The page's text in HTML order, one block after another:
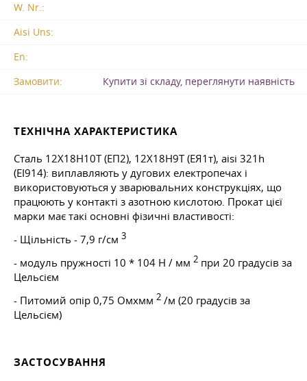
W. Nr.:
Aisi Uns:
En:
Замовити:
Купити зі складу, переглянути наявність
ТЕХНІЧНА ХАРАКТЕРИСТИКА
Сталь 12Х18Н10Т (ЕП2), 12Х18Н9Т (ЕЯ1т), aisi 321h
(ЕІ914): виплавляють у дугових електропечах і
використовуються у зварювальних конструкціях, що
працюють у контакті з азотною кислотою. Прокат цієї
марки має такі основні фізичні властивості:
- Щільність - 7,9 г/см 3
- модуль пружності 10 * 104 Н / мм 2 при 20 градусів за
Цельсієм
- Питомий опір 0,75 Омxмм 2 /м (20 градусів за
Цельсієм)
ЗАСТОСУВАННЯ